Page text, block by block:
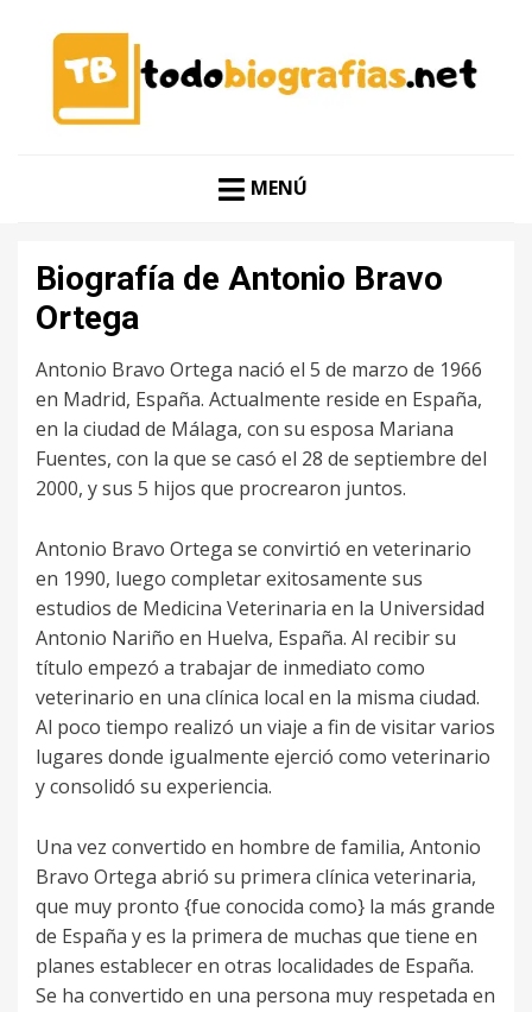
TODO BIOGRAFÍAS
MENÚ
Biografía de Antonio Bravo
Ortega
Antonio Bravo Ortega nació el 5 de marzo de 1966
en Madrid, España. Actualmente reside en España,
en la ciudad de Málaga, con su esposa Mariana
Fuentes, con la que se casó el 28 de septiembre del
2000, y sus 5 hijos que procrearon juntos.
Antonio Bravo Ortega se convirtió en veterinario
en 1990, luego completar exitosamente sus
estudios de Medicina Veterinaria en la Universidad
Antonio Nariño en Huelva, España. Al recibir su
título empezó a trabajar de inmediato como
veterinario en una clínica local en la misma ciudad.
Al poco tiempo realizó un viaje a fin de visitar varios
lugares donde igualmente ejerció como veterinario
y consolidó su experiencia.
Una vez convertido en hombre de familia, Antonio
Bravo Ortega abrió su primera clínica veterinaria,
que muy pronto {fue conocida como} la más grande
de España y es la primera de muchas que tiene en
planes establecer en otras localidades de España.
Se ha convertido en una persona muy respetada en